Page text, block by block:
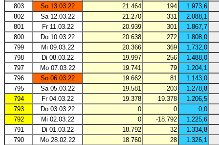
803
So 13.03.22 21.464 194
1.973,6
802
Sa 12.03.22 21.270 331
2.088,1
801
Fr 11.03.22 20.939 301
1.867,7
800
Do 10.03.22 20.638 272
1.808,0
799
Mi 09.03.22 20.366 369
1.732,0
798
Di 08.03.22 19.997 256
1.488,0
797
Mo 07.03.22 19.741 79
1.204,1
796
So 06.03.22 19.662 81
1.143,0
795
Sa 05.03.22 19.581 203
1.278,8
794
Fr 04.03.22 19.378 19.378
1.206,5
793
Do 03.03.22 0 0
0,0
792
Mi 02.03.22 0 -18.792
1.225,6
791
Di 01.03.22 18.792 32
1.334,8
790
Mo 28.02.22 18.760 28
1.326,1